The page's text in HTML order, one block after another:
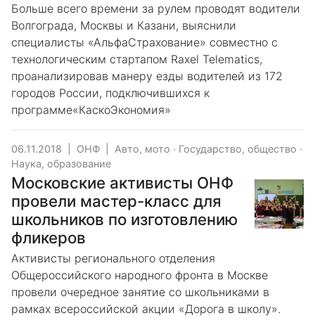
Больше всего времени за рулем проводят водители
Волгограда, Москвы и Казани, выяснили
специалисты «АльфаСтрахование» совместно с
технологическим стартапом Raxel Telematics,
проанализировав манеру езды водителей из 172
городов России, подключившихся к
программе«КаскоЭкономия»
06.11.2018 ОНФ Авто, мото · Государство, общество ·
Наука, образование
Московские активисты ОНФ
провели мастер-класс для
школьников по изготовлению
фликеров
Активисты регионального отделения
Общероссийского народного фронта в Москве
провели очередное занятие со школьниками в
рамках всероссийской акции «Дорога в школу».